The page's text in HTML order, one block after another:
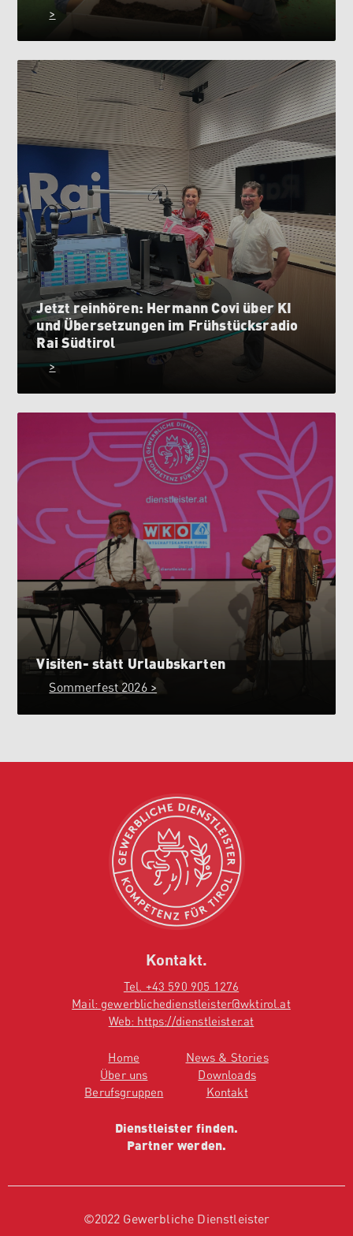
>
Jetzt reinhören: Hermann Covi über KI
und Übersetzungen im Frühstücksradio
Rai Südtirol
>
Visiten- statt Urlaubskarten
Sommerfest 2026 >
Kontakt.
Tel. +43 590 905 1276
Mail: gewerblichedienstleister@wktirol.at
Web: https://dienstleister.at
Home
Über uns
Berufsgruppen
News & Stories
Downloads
Kontakt
Dienstleister finden.
Partner werden.
©2022 Gewerbliche Dienstleister